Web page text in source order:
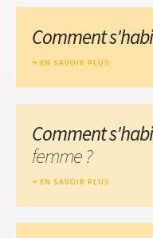
Comment
EN SAVOIR PLUS
Comment
femme ?
EN SAVOIR PLUS